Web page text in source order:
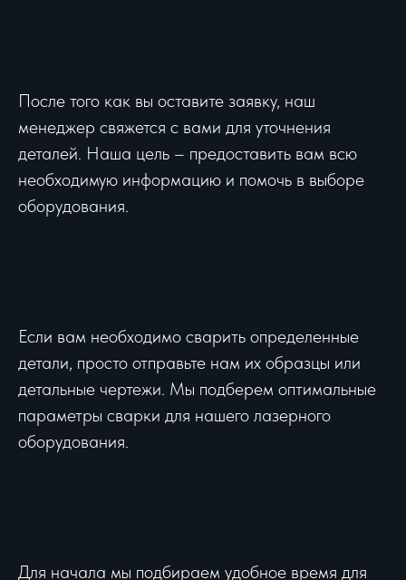
После того как вы оставите заявку, наш
менеджер свяжется с вами для уточнения
деталей. Наша цель – предоставить вам всю
необходимую информацию и помочь в выборе
оборудования.
Если вам необходимо сварить определенные
детали, просто отправьте нам их образцы или
детальные чертежи. Мы подберем оптимальные
параметры сварки для нашего лазерного
оборудования.
Для начала мы подбираем удобное время для